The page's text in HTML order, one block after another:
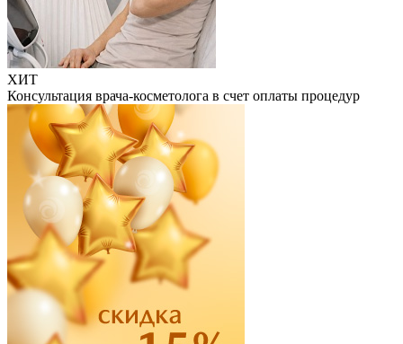
ХИТ
Консультация врача-косметолога в счет оплаты процедур